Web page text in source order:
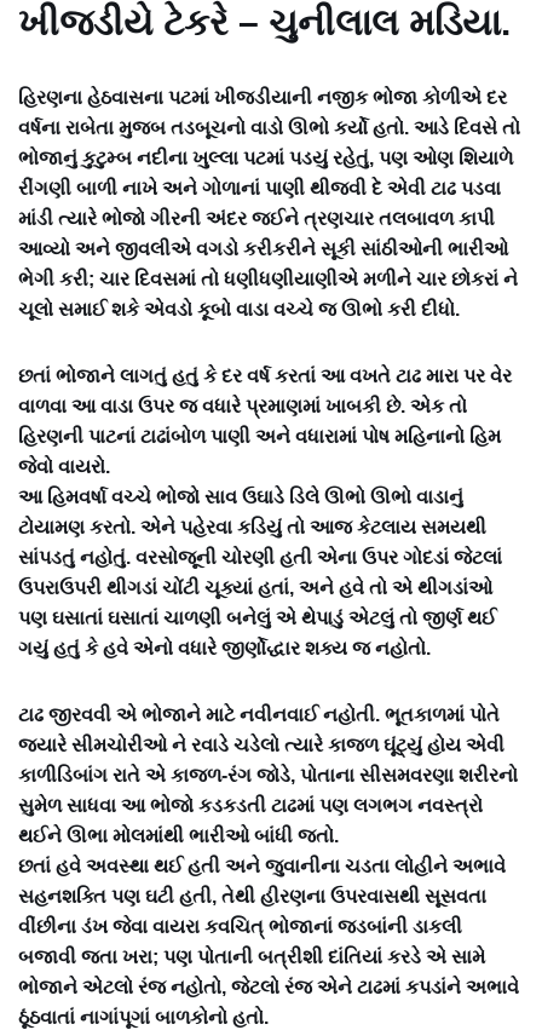
ખીજડીયે ટેકરે – ચુનીલાલ મડિયા.
હિરણના હેઠવાસના પટમાં ખીજડીયાની નજીક ભોજા કોળીએ દર
વર્ષના રાબેતા મુજબ તડબૂચનો વાડો ઊભો કર્યો હતો. આડે દિવસે તો
ભોજાનું કુટુમ્બ નદીના ખુલ્લા પટમાં પડયું રહેતું, પણ ઓણ શિયાળે
રીંગણી બાળી નાખે અને ગોળાનાં પાણી થીજવી દે એવી ટાઢ પડવા
માંડી ત્યારે ભોજો ગીરની અંદર જઈને ત્રણચાર તલબાવળ કાપી
આવ્યો અને જીવલીએ વગડો કરીકરીને સૂકી સાંઠીઓની ભારીઓ
ભેગી કરી; ચાર દિવસમાં તો ધણીધણીયાણીએ મળીને ચાર છોકરાં ને
ચૂલો સમાઈ શકે એવડો કૂબો વાડા વચ્ચે જ ઊભો કરી દીધો.
છતાં ભોજાને લાગતું હતું કે દર વર્ષ કરતાં આ વખતે ટાઢ મારા પર વેર
વાળવા આ વાડા ઉપર જ વધારે પ્રમાણમાં ખાબકી છે. એક તો
હિરણની પાટનાં ટાઢાંબોળ પાણી અને વધારામાં પોષ મહિનાનો હિમ
જેવો વાયરો.
આ હિમવર્ષા વચ્ચે ભોજો સાવ ઉઘાડે ડિલે ઊભો ઊભો વાડાનું
ટોયામણ કરતો. એને પહેરવા કડિયું તો આજ કેટલાય સમયથી
સાંપડતું નહોતું. વરસોજૂની ચોરણી હતી એના ઉપર ગોદડાં જેટલાં
ઉપરાઉપરી થીગડાં ચોંટી ચૂક્યાં હતાં, અને હવે તો એ થીગડાંઓ
પણ ઘસાતાં ઘસાતાં ચાળણી બનેલું એ થેપાડું એટલું તો જીર્ણ થઈ
ગયું હતું કે હવે એનો વધારે જીર્ણોદ્ધાર શક્ય જ નહોતો.
ટાઢ જીરવવી એ ભોજાને માટે નવીનવાઈ નહોતી. ભૂતકાળમાં પોતે
જ્યારે સીમચોરીઓ ને રવાડે ચડેલો ત્યારે કાજળ ઘૂંટ્યું હોય એવી
કાળીડિબાંગ રાતે એ કાજળ-રંગ જોડે, પોતાના સીસમવરણા શરીરનો
સુમેળ સાધવા આ ભોજો કડકડતી ટાઢમાં પણ લગભગ નવસ્ત્રો
થઈને ઊભા મોલમાંથી ભારીઓ બાંધી જતો.
છતાં હવે અવસ્થા થઈ હતી અને જુવાનીના ચડતા લોહીને અભાવે
સહનશક્તિ પણ ઘટી હતી, તેથી હીરણના ઉપરવાસથી સૂસવતા
વીંછીના ડંખ જેવા વાયરા કવચિત્ ભોજાનાં જડબાંની ડાકલી
બજાવી જતા ખરા; પણ પોતાની બત્રીશી દાંતિયાં કરડે એ સામે
ભોજાને એટલો રંજ નહોતો, જેટલો રંજ એને ટાઢમાં કપડાંને અભાવે
ઠૂંઠવાતાં નાગાંપૂગાં બાળકોનો હતો.